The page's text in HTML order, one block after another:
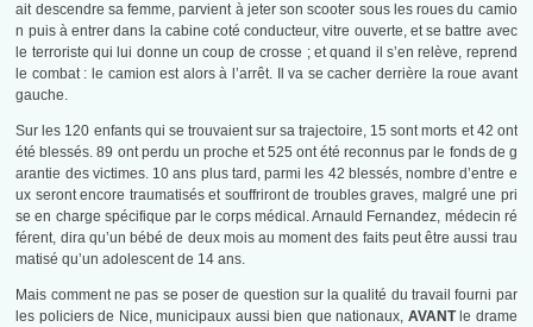
ait descendre sa femme, parvient à jeter son scooter sous les roues du camio
n puis à entrer dans la cabine coté conducteur, vitre ouverte, et se battre avec
le terroriste qui lui donne un coup de crosse ; et quand il s’en relève, reprend
le combat : le camion est alors à l’arrêt. Il va se cacher derrière la roue avant
gauche.
Sur les 120 enfants qui se trouvaient sur sa trajectoire, 15 sont morts et 42 ont
été blessés. 89 ont perdu un proche et 525 ont été reconnus par le fonds de g
arantie des victimes. 10 ans plus tard, parmi les 42 blessés, nombre d’entre e
ux seront encore traumatisés et souffriront de troubles graves, malgré une pri
se en charge spécifique par le corps médical. Arnauld Fernandez, médecin ré
férent, dira qu’un bébé de deux mois au moment des faits peut être aussi trau
matisé qu’un adolescent de 14 ans.
Mais comment ne pas se poser de question sur la qualité du travail fourni par
les policiers de Nice, municipaux aussi bien que nationaux, AVANTle drame